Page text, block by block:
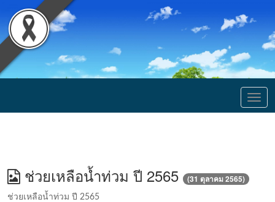
ช่วยเหลือน้ำท่วม ปี 2565 (31 ตุลาคม 2565)
ช่วยเหลือน้ำท่วม ปี 2565